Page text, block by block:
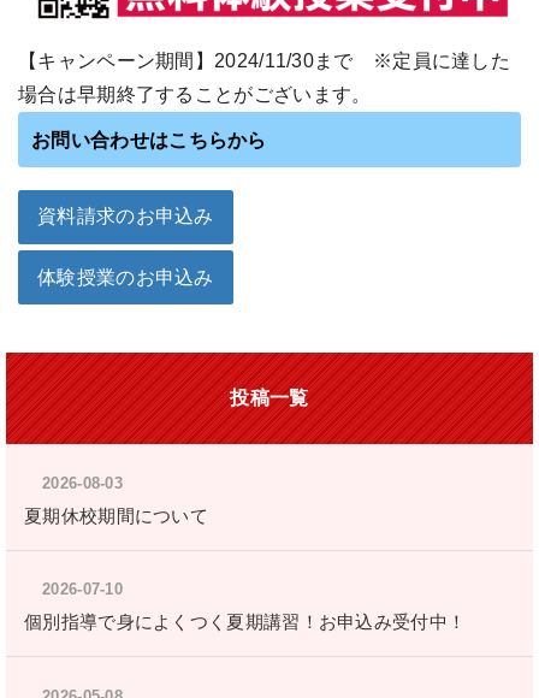
【キャンペーン期間】2024/11/30まで ※定員に達した
場合は早期終了することがございます。
お問い合わせはこちらから
資料請求のお申込み
体験授業のお申込み
投稿一覧
2026-08-03
夏期休校期間について
2026-07-10
個別指導で身によくつく夏期講習！お申込み受付中！